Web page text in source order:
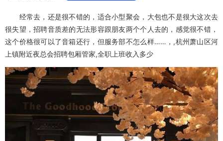
经常去，还是很不错的，适合小型聚会，大包也不是很大这次去
很失望，招聘音质差的无法形容跟朋友两个个人去的，感觉很不错，
这个价格很可以了音箱还行，但服务部不怎么样……，,杭州萧山区河
上镇附近夜总会招聘包厢管家,全职上班收入多少